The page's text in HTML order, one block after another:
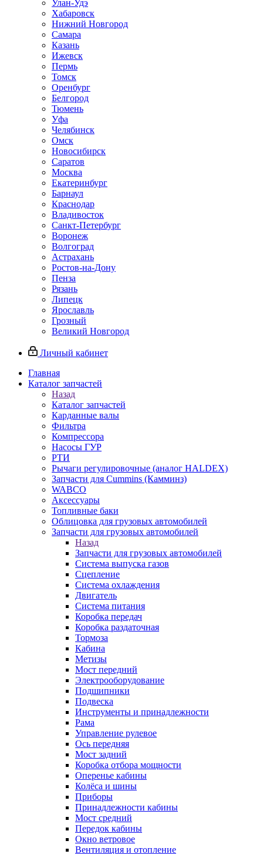
Улан-Удэ
Хабаровск
Нижний Новгород
Самара
Казань
Ижевск
Пермь
Томск
Оренбург
Белгород
Тюмень
Уфа
Челябинск
Омск
Новосибирск
Саратов
Москва
Екатеринбург
Барнаул
Краснодар
Владивосток
Санкт-Петербург
Воронеж
Волгоград
Астрахань
Ростов-на-Дону
Пенза
Рязань
Липецк
Ярославль
Грозный
Великий Новгород
Личный кабинет
Главная
Каталог запчастей
Назад
Каталог запчастей
Карданные валы
Фильтра
Компрессора
Насосы ГУР
РТИ
Рычаги регулировочные (аналог HALDEX)
Запчасти для Cummins (Камминз)
WABCO
Аксессуары
Топливные баки
Облицовка для грузовых автомобилей
Запчасти для грузовых автомобилей
Назад
Запчасти для грузовых автомобилей
Система выпуска газов
Сцепление
Система охлаждения
Двигатель
Система питания
Коробка передач
Коробка раздаточная
Тормоза
Кабина
Метизы
Мост передний
Электрооборудование
Подшипники
Подвеска
Инструменты и принадлежности
Рама
Управление рулевое
Ось передняя
Мост задний
Коробка отбора мощности
Оперенье кабины
Колёса и шины
Приборы
Принадлежности кабины
Мост средний
Передок кабины
Окно ветровое
Вентиляция и отопление